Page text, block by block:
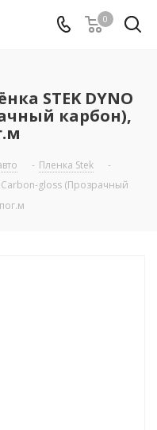
0
STEK DYNO
карбон),
- Пленка Stek
-
Carbon-gloss (Прозрачный